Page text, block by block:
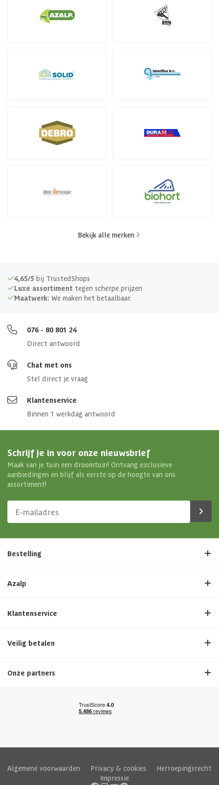
Bekijk alle merken
4,65/5 bij TrustedShops
Luxe assortiment tegen scherpe prijzen
Maatwerk: We maken het betaalbaar.
076 - 80 801 24
Direct antwoord
Chat met ons
Stel direct je vraag
Klantenservice
Binnen 1 werkdag antwoord
Schrijf je in voor onze nieuwsbrief
Maak van je tuin een droomtuin! Ontvang exclusieve
aanbiedingen en blijf als eerste op de hoogte van ons
assortiment!
Bestelling
Azalp
Klantenservice
Veilig betalen
Onze partners
Algemene voorwaarden Privacy & cookies
Herroepingsrecht
Impressie